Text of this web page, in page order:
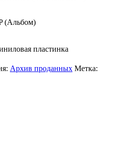
(Альбом)
пластинка
Архив проданных Метка: